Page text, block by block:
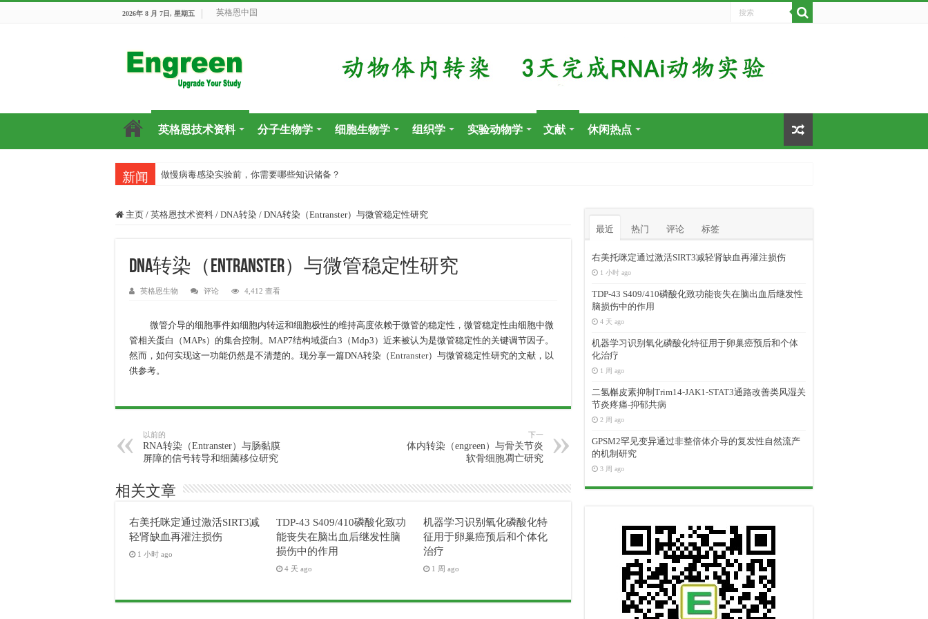
2026年 8 月 7日, 星期五 英格恩中国
英格恩技术资料 分子生物学 细胞生物学 组织学 实验动物学 文献 休闲热点
新闻 做慢病毒感染实验前，你需要哪些知识储备？
主页 / 英格恩技术资料 / DNA转染 / DNA转染（Entranster）与微管稳定性研究
DNA转染（Entranster）与微管稳定性研究
英格恩生物 评论 4,412 查看
微管介导的细胞事件如细胞内转运和细胞极性的维持高度依赖于微管的稳定性，微管稳定性由细胞中微
管相关蛋白（MAPs）的集合控制。MAP7结构域蛋白3（Mdp3）近来被认为是微管稳定性的关键调节因子。
然而，如何实现这一功能仍然是不清楚的。现分享一篇DNA转染（Entranster）与微管稳定性研究的文献，以
供参考。
以前的
RNA转染（Entranster）与肠黏膜
屏障的信号转导和细菌移位研究
下一
体内转染（engreen）与骨关节炎
软骨细胞凋亡研究
相关文章
右美托咪定通过激活SIRT3减
轻肾缺血再灌注损伤
1 小时 ago
TDP-43 S409/410磷酸化致功
能丧失在脑出血后继发性脑
损伤中的作用
4 天 ago
机器学习识别氧化磷酸化特
征用于卵巢癌预后和个体化
治疗
1 周 ago
最近 热门 评论 标签
右美托咪定通过激活SIRT3减轻肾缺血再灌注损伤
1 小时 ago
TDP-43 S409/410磷酸化致功能丧失在脑出血后继发性
脑损伤中的作用
4 天 ago
机器学习识别氧化磷酸化特征用于卵巢癌预后和个体
化治疗
1 周 ago
二氢槲皮素抑制Trim14-JAK1-STAT3通路改善类风湿关
节炎疼痛-抑郁共病
2 周 ago
GPSM2罕见变异通过非整倍体介导的复发性自然流产
的机制研究
3 周 ago